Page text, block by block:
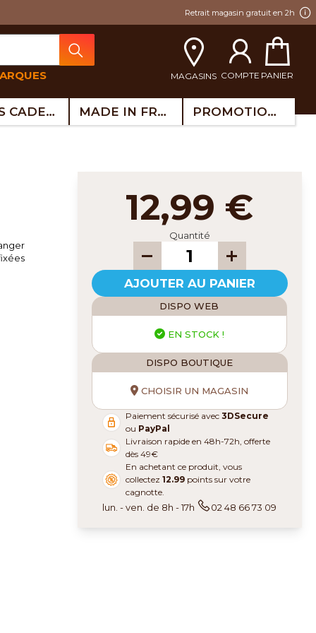
Retrait magasin gratuit en 2h
MAGASINS COMPTE PANIER
IDÉES CADEAUX MADE IN FRANCE PROMOTIONS
12,99 €
Quantité
AJOUTER AU PANIER
DISPO WEB
EN STOCK !
DISPO BOUTIQUE
CHOISIR UN MAGASIN
Paiement sécurisé avec3DSecure
ou PayPal
Livraison rapide en 48h-72h, offerte
dès 49€
En achetant ce produit, vous
collectez12.99 points sur votre
cagnotte.
lun. - ven. de 8h - 17h 02 48 66 73 09